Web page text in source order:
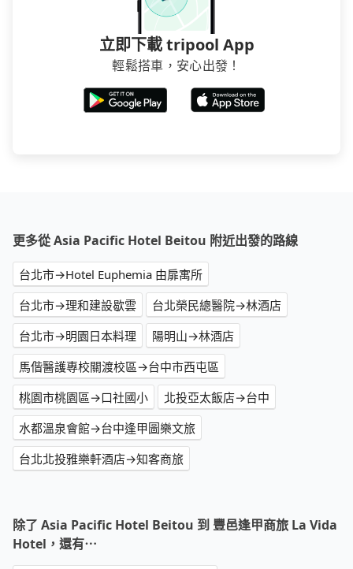
立即下載 tripool App
輕鬆搭車，安心出發！
更多從 Asia Pacific Hotel Beitou 附近出發的路線
台北市→Hotel Euphemia 由扉寓所
台北市→理和建設歇雲
台北榮民總醫院→林酒店
台北市→明園日本料理
陽明山→林酒店
馬偕醫護專校關渡校區→台中市西屯區
桃園市桃園區→口社國小
北投亞太飯店→台中
水都溫泉會館→台中逢甲圖樂文旅
台北北投雅樂軒酒店→知客商旅
除了 Asia Pacific Hotel Beitou 到 豐邑逢甲商旅 La Vida
Hotel，還有⋯